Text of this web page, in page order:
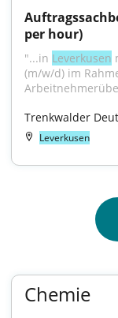
per hour)
"...in Leverkusen
(m/w/d) im
Trenkwalder
Leverkusen
Chemie